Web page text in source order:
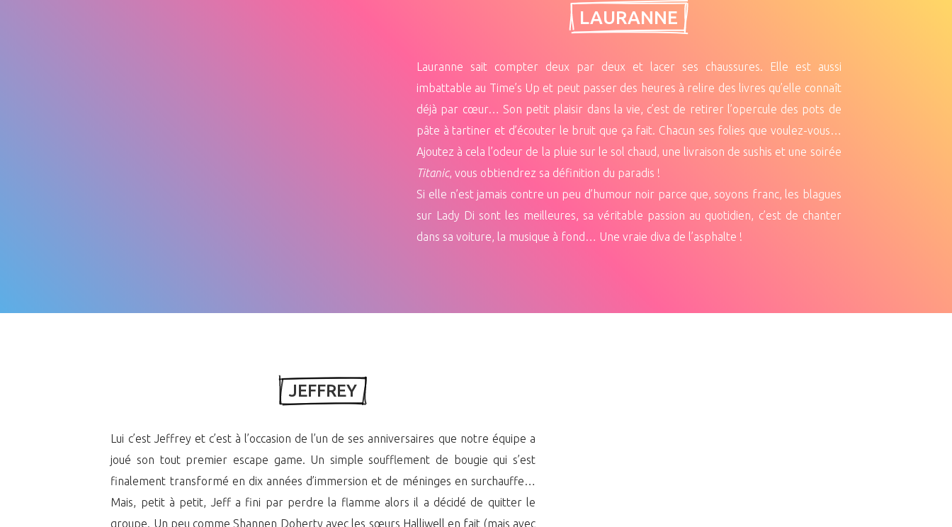
LAURANNE
Lauranne sait compter deux par deux et lacer ses chaussures. Elle est aussi
imbattable au Time’s Up et peut passer des heures à relire des livres qu’elle connaît
déjà par cœur… Son petit plaisir dans la vie, c’est de retirer l’opercule des pots de
pâte à tartiner et d’écouter le bruit que ça fait. Chacun ses folies que voulez-vous…
Ajoutez à cela l’odeur de la pluie sur le sol chaud, une livraison de sushis et une soirée
Titanic, vous obtiendrez sa définition du paradis !
Si elle n’est jamais contre un peu d’humour noir parce que, soyons franc, les blagues
sur Lady Di sont les meilleures, sa véritable passion au quotidien, c’est de chanter
dans sa voiture, la musique à fond… Une vraie diva de l’asphalte !
JEFFREY
Lui c’est Jeffrey et c’est à l’occasion de l’un de ses anniversaires que notre équipe a
joué son tout premier escape game. Un simple soufflement de bougie qui s’est
finalement transformé en dix années d’immersion et de méninges en surchauffe…
Mais, petit à petit, Jeff a fini par perdre la flamme alors il a décidé de quitter le
groupe. Un peu comme Shannen Doherty avec les sœurs Halliwell en fait (mais avec